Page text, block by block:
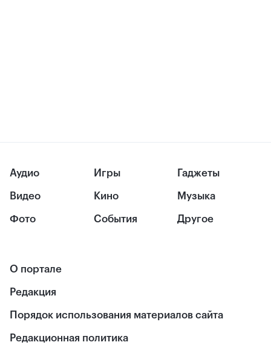
Аудио
Видео
Фото
Игры
Кино
События
Гаджеты
Музыка
Другое
О портале
Редакция
Порядок использования материалов сайта
Редакционная политика